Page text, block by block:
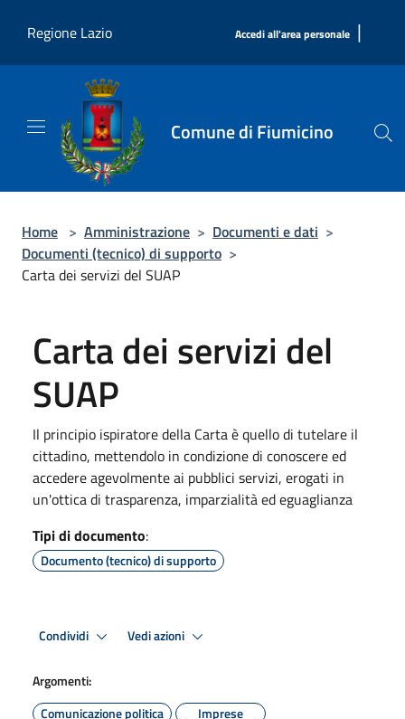
Regione Lazio
Accedi all'area personale |
Comune di Fiumicino
Home > Amministrazione > Documenti e dati >
Documenti (tecnico) di supporto >
Carta dei servizi del SUAP
Carta dei servizi del
SUAP
Il principio ispiratore della Carta è quello di tutelare il
cittadino, mettendolo in condizione di conoscere ed
accedere agevolmente ai pubblici servizi, erogati in
un'ottica di trasparenza, imparzialità ed eguaglianza
Tipi di documento:
Documento (tecnico) di supporto
Condividi Vedi azioni
Argomenti:
Comunicazione politica
Imprese